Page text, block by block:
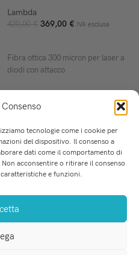
tecnologie come i cookie per
del dispositivo. Il consenso a
dati come il comportamento di
acconsentire o ritirare il consenso
e funzioni.
Lambda
420,00€ 369,00 € IVA esclusa
Fibra ottica 300 micron per laser a
diodi con attacco
dell'Odontoiatria.
(RC)